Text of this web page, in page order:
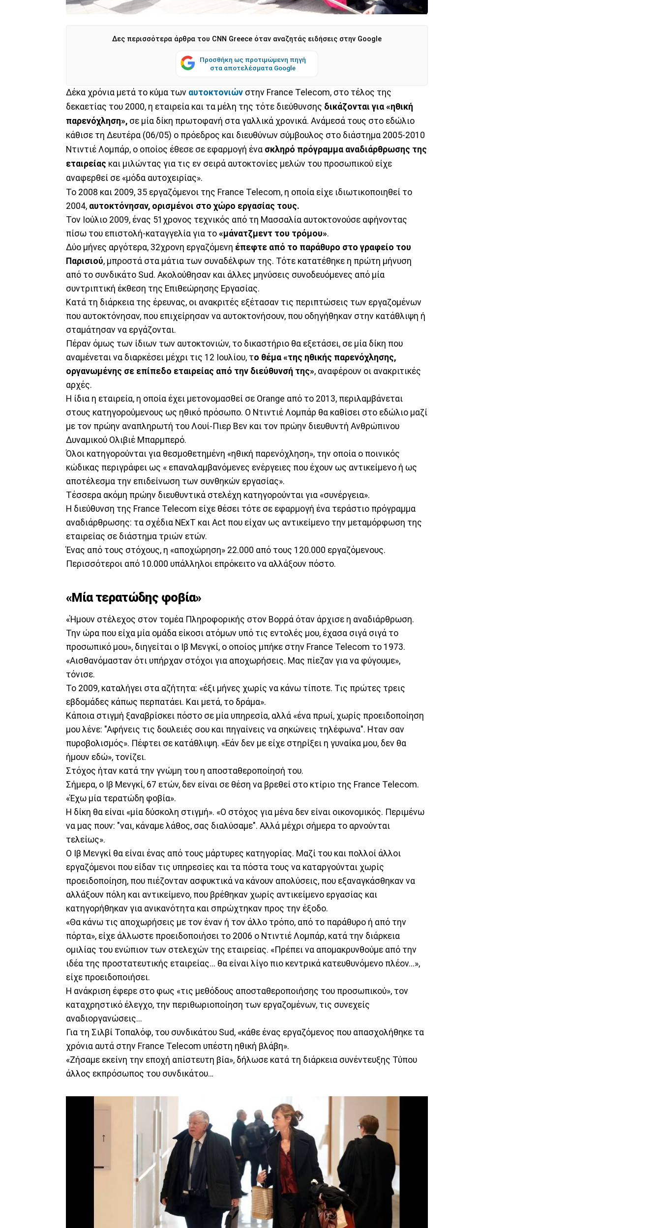
Δες περισσότερα άρθρα του CNN Greece όταν αναζητάς ειδήσεις στην Google
Προσθήκη ως προτιμώμενη πηγή
στα αποτελέσματα Google
Δέκα χρόνια μετά το κύμα των αυτοκτονιών στην France Telecom, στο τέλος της
δεκαετίας του 2000, η εταιρεία και τα μέλη της τότε διεύθυνσης δικάζονται για «ηθική
παρενόχληση», σε μία δίκη πρωτοφανή στα γαλλικά χρονικά. Ανάμεσά τους στο εδώλιο
κάθισε τη Δευτέρα (06/05) ο πρόεδρος και διευθύνων σύμβουλος στο διάστημα 2005-2010
Ντιντιέ Λομπάρ, ο οποίος έθεσε σε εφαρμογή ένα σκληρό πρόγραμμα αναδιάρθρωσης της
εταιρείας και μιλώντας για τις εν σειρά αυτοκτονίες μελών του προσωπικού είχε
αναφερθεί σε «μόδα αυτοχειρίας».
Το 2008 και 2009, 35 εργαζόμενοι της France Telecom, η οποία είχε ιδιωτικοποιηθεί το
2004, αυτοκτόνησαν, ορισμένοι στο χώρο εργασίας τους.
Τον Ιούλιο 2009, ένας 51χρονος τεχνικός από τη Μασσαλία αυτοκτονούσε αφήνοντας
πίσω του επιστολή-καταγγελία για το «μάνατζμεντ του τρόμου».
Δύο μήνες αργότερα, 32χρονη εργαζόμενη έπεφτε από το παράθυρο στο γραφείο του
Παρισιού, μπροστά στα μάτια των συναδέλφων της. Τότε κατατέθηκε η πρώτη μήνυση
από το συνδικάτο Sud. Ακολούθησαν και άλλες μηνύσεις συνοδευόμενες από μία
συντριπτική έκθεση της Επιθεώρησης Εργασίας.
Κατά τη διάρκεια της έρευνας, οι ανακριτές εξέτασαν τις περιπτώσεις των εργαζομένων
που αυτοκτόνησαν, που επιχείρησαν να αυτοκτονήσουν, που οδηγήθηκαν στην κατάθλιψη ή
σταμάτησαν να εργάζονται.
Πέραν όμως των ίδιων των αυτοκτονιών, το δικαστήριο θα εξετάσει, σε μία δίκη που
αναμένεται να διαρκέσει μέχρι τις 12 Ιουλίου, το θέμα «της ηθικής παρενόχλησης,
οργανωμένης σε επίπεδο εταιρείας από την διεύθυνσή της», αναφέρουν οι ανακριτικές
αρχές.
Η ίδια η εταιρεία, η οποία έχει μετονομασθεί σε Orange από το 2013, περιλαμβάνεται
στους κατηγορούμενους ως ηθικό πρόσωπο. Ο Ντιντιέ Λομπάρ θα καθίσει στο εδώλιο μαζί
με τον πρώην αναπληρωτή του Λουί-Πιερ Βεν και τον πρώην διευθυντή Ανθρώπινου
Δυναμικού Ολιβιέ Μπαρμπερό.
Όλοι κατηγορούνται για θεσμοθετημένη «ηθική παρενόχληση», την οποία ο ποινικός
κώδικας περιγράφει ως « επαναλαμβανόμενες ενέργειες που έχουν ως αντικείμενο ή ως
αποτέλεσμα την επιδείνωση των συνθηκών εργασίας».
Τέσσερα ακόμη πρώην διευθυντικά στελέχη κατηγορούνται για «συνέργεια».
Η διεύθυνση της France Telecom είχε θέσει τότε σε εφαρμογή ένα τεράστιο πρόγραμμα
αναδιάρθρωσης: τα σχέδια NExT και Act που είχαν ως αντικείμενο την μεταμόρφωση της
εταιρείας σε διάστημα τριών ετών.
Ένας από τους στόχους, η «αποχώρηση» 22.000 από τους 120.000 εργαζόμενους.
Περισσότεροι από 10.000 υπάλληλοι επρόκειτο να αλλάξουν πόστο.
«Μία τερατώδης φοβία»
«Ήμουν στέλεχος στον τομέα Πληροφορικής στον Βορρά όταν άρχισε η αναδιάρθρωση.
Την ώρα που είχα μία ομάδα είκοσι ατόμων υπό τις εντολές μου, έχασα σιγά σιγά το
προσωπικό μου», διηγείται ο Ιβ Μενγκί, ο οποίος μπήκε στην France Telecom το 1973.
«Αισθανόμασταν ότι υπήρχαν στόχοι για αποχωρήσεις. Μας πίεζαν για να φύγουμε»,
τόνισε.
Το 2009, καταλήγει στα αζήτητα: «έξι μήνες χωρίς να κάνω τίποτε. Τις πρώτες τρεις
εβδομάδες κάπως περπατάει. Και μετά, το δράμα».
Κάποια στιγμή ξαναβρίσκει πόστο σε μία υπηρεσία, αλλά «ένα πρωί, χωρίς προειδοποίηση
μου λένε: "Αφήνεις τις δουλειές σου και πηγαίνεις να σηκώνεις τηλέφωνα". Ηταν σαν
πυροβολισμός». Πέφτει σε κατάθλιψη. «Εάν δεν με είχε στηρίξει η γυναίκα μου, δεν θα
ήμουν εδώ», τονίζει.
Στόχος ήταν κατά την γνώμη του η αποσταθεροποίησή του.
Σήμερα, ο Ιβ Μενγκί, 67 ετών, δεν είναι σε θέση να βρεθεί στο κτίριο της France Telecom.
«Έχω μία τερατώδη φοβία».
Η δίκη θα είναι «μία δύσκολη στιγμή». «Ο στόχος για μένα δεν είναι οικονομικός. Περιμένω
να μας πουν: "ναι, κάναμε λάθος, σας διαλύσαμε". Αλλά μέχρι σήμερα το αρνούνται
τελείως».
Ο Ιβ Μενγκί θα είναι ένας από τους μάρτυρες κατηγορίας. Μαζί του και πολλοί άλλοι
εργαζόμενοι που είδαν τις υπηρεσίες και τα πόστα τους να καταργούνται χωρίς
προειδοποίηση, που πιέζονταν ασφυκτικά να κάνουν απολύσεις, που εξαναγκάσθηκαν να
αλλάξουν πόλη και αντικείμενο, που βρέθηκαν χωρίς αντικείμενο εργασίας και
κατηγορήθηκαν για ανικανότητα και σπρώχτηκαν προς την έξοδο.
«Θα κάνω τις αποχωρήσεις με τον έναν ή τον άλλο τρόπο, από το παράθυρο ή από την
πόρτα», είχε άλλωστε προειδοποιήσει το 2006 ο Ντιντιέ Λομπάρ, κατά την διάρκεια
ομιλίας του ενώπιον των στελεχών της εταιρείας. «Πρέπει να απομακρυνθούμε από την
ιδέα της προστατευτικής εταιρείας... θα είναι λίγο πιο κεντρικά κατευθυνόμενο πλέον...»,
είχε προειδοποιήσει.
Η ανάκριση έφερε στο φως «τις μεθόδους αποσταθεροποιήσης του προσωπικού», τον
καταχρηστικό έλεγχο, την περιθωριοποίηση των εργαζομένων, τις συνεχείς
αναδιοργανώσεις...
Για τη Σιλβί Τοπαλόφ, του συνδικάτου Sud, «κάθε ένας εργαζόμενος που απασχολήθηκε τα
χρόνια αυτά στην France Telecom υπέστη ηθική βλάβη».
«Ζήσαμε εκείνη την εποχή απίστευτη βία», δήλωσε κατά τη διάρκεια συνέντευξης Τύπου
άλλος εκπρόσωπος του συνδικάτου…